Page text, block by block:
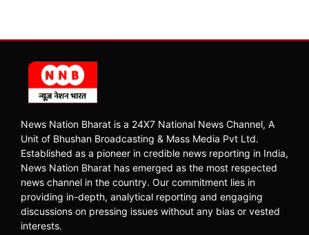
News Nation Bharat is a 24X7 National News Channel, A
Unit of Bhushan Broadcasting & Mass Media Pvt Ltd.
Established as a pioneer in credible news reporting in India,
News Nation Bharat has emerged as the most respected
news channel in the country. Our commitment lies in
providing in-depth, analytical reporting and engaging
discussions on pressing issues without any bias or vested
interests.